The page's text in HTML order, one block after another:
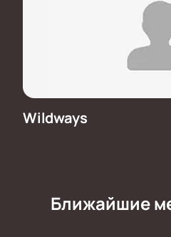
Wildways
Ближайшие